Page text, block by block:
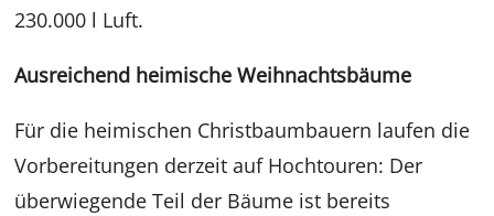
230.000 l Luft.
Ausreichend heimische Weihnachtsbäume
Für die heimischen Christbaumbauern laufen die
Vorbereitungen derzeit auf Hochtouren: Der
überwiegende Teil der Bäume ist bereits